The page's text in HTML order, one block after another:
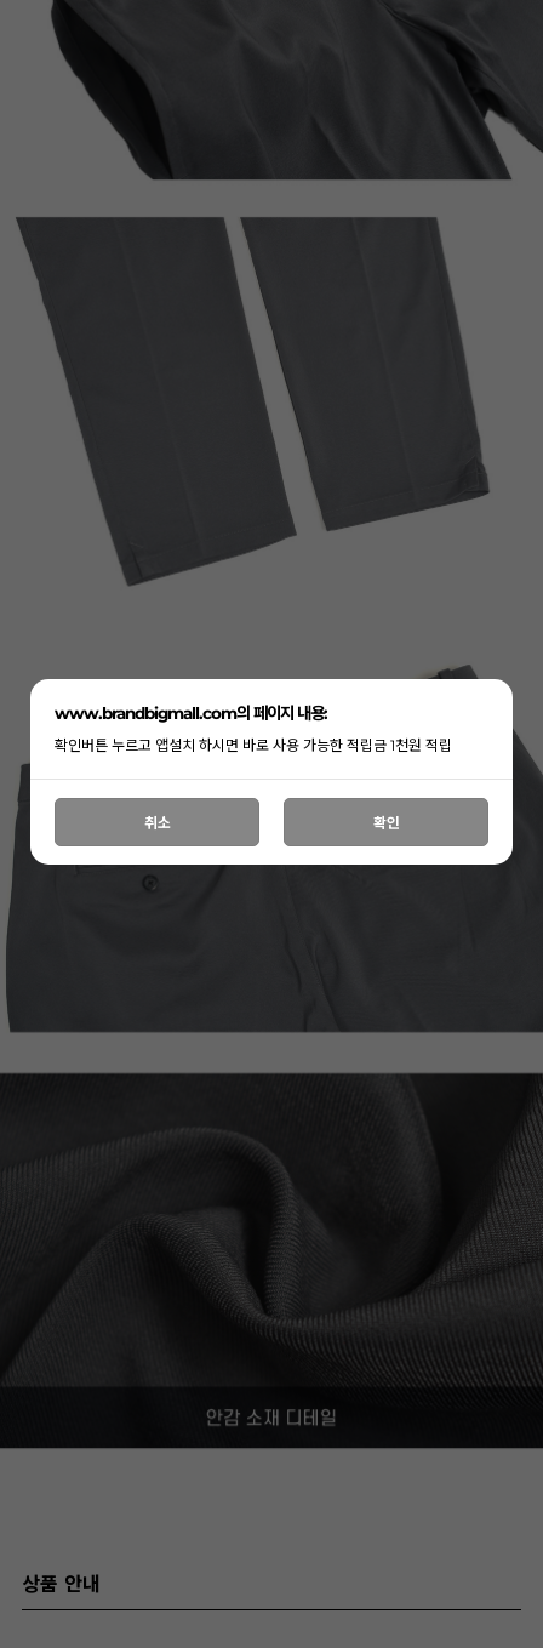
상품 안내
www.brandbigmall.com의 페이지 내용:
확인버튼 누르고 앱설치 하시면 바로 사용 가능한 적립금 1천원 적립
취소 확인